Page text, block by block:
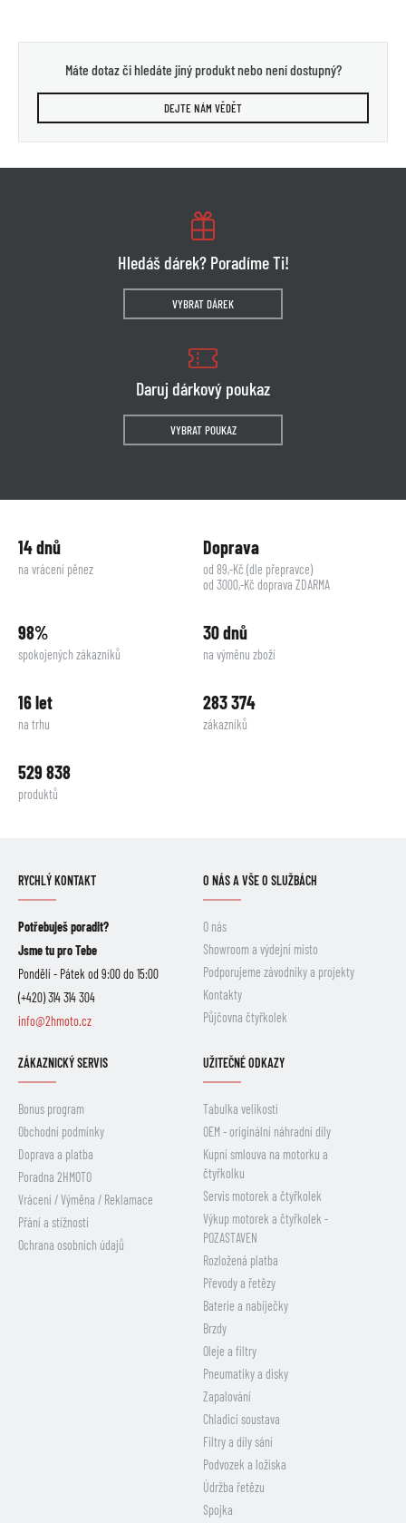
Máte dotaz či hledáte jiný produkt nebo není dostupný?
DEJTE NÁM VĚDĚT
Hledáš dárek? Poradíme Ti!
VYBRAT DÁREK
Daruj dárkový poukaz
VYBRAT POUKAZ
14 dnů
na vrácení pěnez
Doprava
od 89,-Kč (dle přepravce)
od 3000,-Kč doprava ZDARMA
98%
spokojených zákazníků
30 dnů
na výměnu zboží
16 let
na trhu
283 374
zákazníků
529 838
produktů
RYCHLÝ KONTAKT
Potřebuješ poradit?
Jsme tu pro Tebe
Pondělí - Pátek od 9:00 do 15:00
(+420) 314 314 304
info@2hmoto.cz
O NÁS A VŠE O SLUŽBÁCH
O nás
Showroom a výdejní místo
Podporujeme závodníky a projekty
Kontakty
Půjčovna čtyřkolek
ZÁKAZNICKÝ SERVIS
Bonus program
Obchodní podmínky
Doprava a platba
Poradna 2HMOTO
Vrácení / Výměna / Reklamace
Přání a stížnosti
Ochrana osobních údajů
UŽITEČNÉ ODKAZY
Tabulka velikostí
OEM - originální náhradní díly
Kupní smlouva na motorku a
čtyřkolku
Servis motorek a čtyřkolek
Výkup motorek a čtyřkolek -
POZASTAVEN
Rozložená platba
Převody a řetězy
Baterie a nabíječky
Brzdy
Oleje a filtry
Pneumatiky a disky
Zapalování
Chladicí soustava
Filtry a díly sání
Podvozek a ložiska
Údržba řetězu
Spojka